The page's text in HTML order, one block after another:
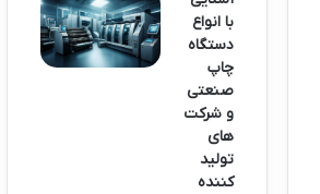
با انواع
دستگاه
چاپ
صنعتی
و شرکت
های
تولید
کننده